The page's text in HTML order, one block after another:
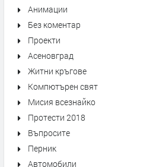
Анимации
Без коментар
Проекти
Асеновград
Житни кръгове
Компютърен свят
Мисия всезнайко
Протести 2018
Въпросите
Перник
Автомобили